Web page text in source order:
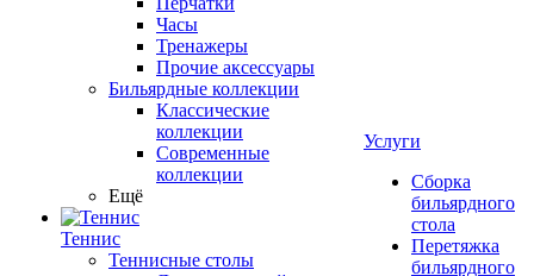
Часы
Тренажеры
Прочие аксессуары
Бильярдные коллекции
Классические
коллекции
Современные
коллекции
Ещё
Теннис
Теннисные столы
Услуги
Сборка
бильярдного
стола
Перетяжка
бильярдного